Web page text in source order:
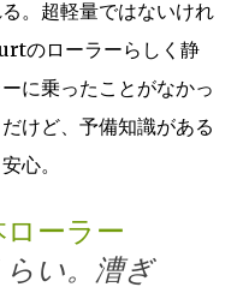
。超軽量ではないけれ
のローラーらしく静
に乗ったことがなかっ
けど、予備知識がある
心。
ーラー
らい。漕ぎ